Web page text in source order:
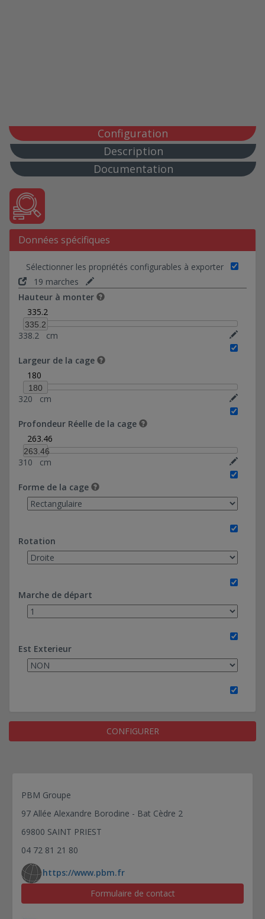
72*80-Ref 0374018
80*132,50-Ref 0374019
88*88-Ref 0374020
98*98-Ref 0374021
10*93-Ref 0374031
10*94-Ref 0374023
20*94-Ref 0374024
20*130-Ref 0374037
Hauteur de marche : 17,5 cm
18 marches
20 marches
Hauteur de marche : 18 cm
28*130-Ref 0374038
60*97,20-Ref 0374039
Configuration
Description
Documentation
Données spécifiques
Sélectionner les propriétés configurables à exporter
19 marches
Hauteur à monter
335.2
335.2
338.2 cm
Largeur de la cage
180
180
320 cm
Profondeur Réelle de la cage
263.46
263.46
310 cm
Forme de la cage
Rotation
Marche de départ
Est Exterieur
CONFIGURER
PBM Groupe
97 Allée Alexandre Borodine - Bat Cèdre 2
69800 SAINT PRIEST
04 72 81 21 80
https://www.pbm.fr
Formulaire de contact